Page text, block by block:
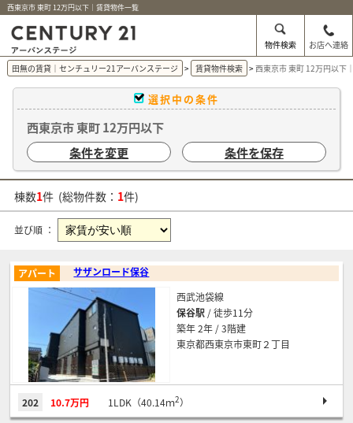
西東京市 東町 12万円以下｜賃貸物件一覧
物件検索
お店へ連絡
田無の賃貸｜センチュリー21アーバンステージ
賃貸物件検索 西東京市 東町 12万円以下
選択中の条件
西東京市 東町 12万円以下
条件を変更
条件を保存
棟数1件 (総物件数： 1件)
並び順 ：
サザンロード保谷
アパート
西武池袋線
保谷駅 / 徒歩11分
築年 2年 / 3階建
東京都西東京市東町２丁目
202 10.7万円 1LDK（40.14ｍ2）